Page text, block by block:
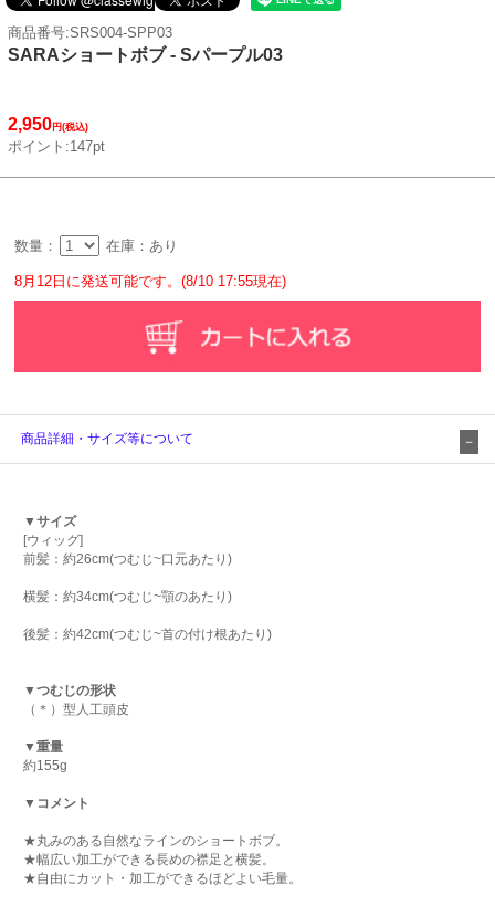
商品番号:SRS004-SPP03
SARAショートボブ - Sパープル03
2,950円(税込)
ポイント:147pt
数量： 在庫：あり
8月12日に発送可能です。(8/10 17:55現在)
商品詳細・サイズ等について
▼サイズ
[ウィッグ]
前髪：約26cm(つむじ~口元あたり)
横髪：約34cm(つむじ~顎のあたり)
後髪：約42cm(つむじ~首の付け根あたり)
▼つむじの形状
（＊）型人工頭皮
▼重量
約155g
▼コメント
★丸みのある自然なラインのショートボブ。
★幅広い加工ができる長めの襟足と横髪。
★自由にカット・加工ができるほどよい毛量。